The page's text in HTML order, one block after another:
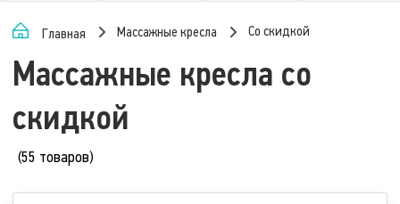
Главная Массажные кресла Со скидкой
Массажные кресла со
скидкой
(55 товаров)